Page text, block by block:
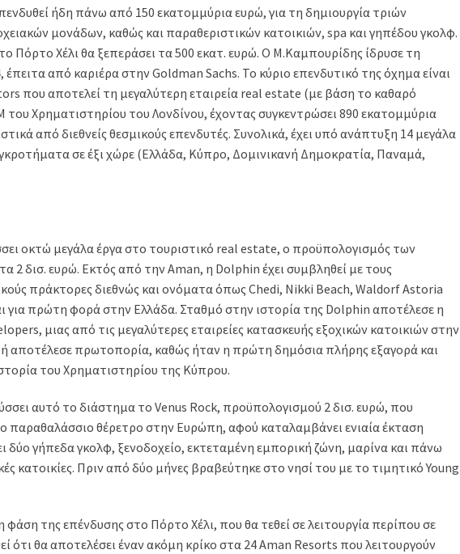
ήδη πάνω από 150 εκατομμύρια ευρώ, για τη δημιουργία τριών
μονάδων, καθώς και παραθεριστικών κατοικιών, spa και γηπέδου γκολφ.
Πόρτο Χέλι θα ξεπεράσει τα 500 εκατ. ευρώ. Ο Μ.Καμπουρίδης ίδρυσε τη
από καριέρα στην Goldman Sachs. Το κύριο επενδυτικό της όχημα είναι
που αποτελεί τη μεγαλύτερη εταιρεία real estate (με βάση το καθαρό
του Χρηματιστηρίου του Λονδίνου, έχοντας συγκεντρώσει 890 εκατομμύρια
από διεθνείς θεσμικούς επενδυτές. Συνολικά, έχει υπό ανάπτυξη 14 μεγάλα
σε έξι χώρε (Ελλάδα, Κύπρο, Δομινικανή Δημοκρατία, Παναμά,
οκτώ μεγάλα έργα στο τουριστικό real estate, ο προϋπολογισμός των
2 δισ. ευρώ. Εκτός από την Aman, η Dolphin έχει συμβληθεί με τους
πράκτορες διεθνώς και ονόματα όπως Chedi, Nikki Beach, Waldorf Astoria
για πρώτη φορά στην Ελλάδα. Σταθμό στην ιστορία της Dolphin αποτέλεσε η
μιας από τις μεγαλύτερες εταιρείες κατασκευής εξοχικών κατοικιών στην
αποτέλεσε πρωτοπορία, καθώς ήταν η πρώτη δημόσια πλήρης εξαγορά και
του Χρηματιστηρίου της Κύπρου.
αυτό το διάστημα το Venus Rock, προϋπολογισμού 2 δισ. ευρώ, που
παραθαλάσσιο θέρετρο στην Ευρώπη, αφού καταλαμβάνει ενιαία έκταση
δύο γήπεδα γκολφ, ξενοδοχείο, εκτεταμένη εμπορική ζώνη, μαρίνα και πάνω
κατοικίες. Πριν από δύο μήνες βραβεύτηκε στο νησί του με το τιμητικό Young
της επένδυσης στο Πόρτο Χέλι, που θα τεθεί σε λειτουργία περίπου σε
ότι θα αποτελέσει έναν ακόμη κρίκο στα 24 Aman Resorts που λειτουργούν